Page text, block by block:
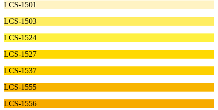
LCS-1501
LCS-1503
LCS-1524
LCS-1527
LCS-1537
LCS-1555
LCS-1556